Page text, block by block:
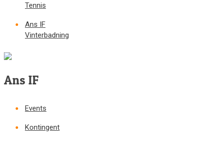
Tennis
Ans IF
Vinterbadning
Ans IF
Events
Kontingent